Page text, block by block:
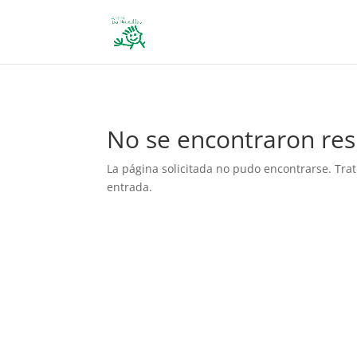
No se encontraron
La página solicitada no pudo encontrarse.
entrada.